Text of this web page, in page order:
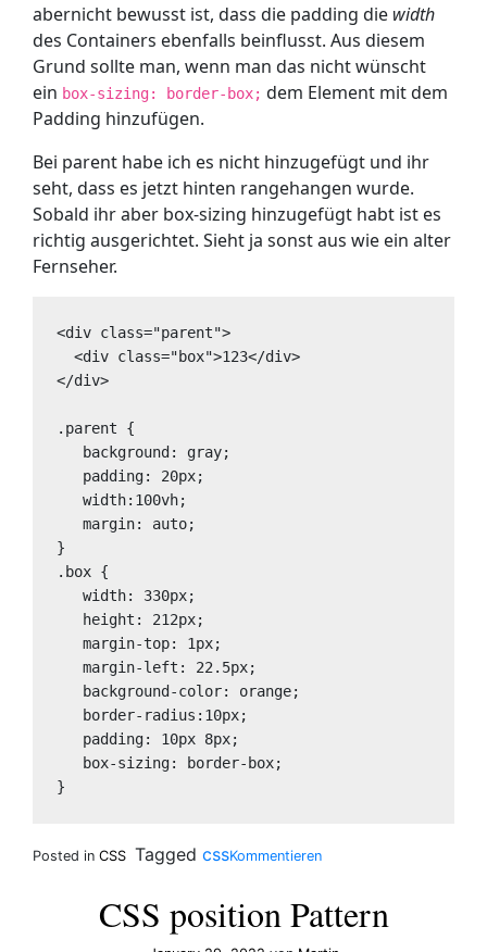
abernicht bewusst ist, dass die padding die width
des Containers ebenfalls beinflusst. Aus diesem
Grund sollte man, wenn man das nicht wünscht
ein box-sizing: border-box; dem Element mit dem
Padding hinzufügen.
Bei parent habe ich es nicht hinzugefügt und ihr
seht, dass es jetzt hinten rangehangen wurde.
Sobald ihr aber box-sizing hinzugefügt habt ist es
richtig ausgerichtet. Sieht ja sonst aus wie ein alter
Fernseher.
<div class="parent">
  <div class="box">123</div>
</div>
.parent {
   width:100vh;
   margin: auto;
}
.box {
   width: 330px;
   margin-top: 1px;
   margin-left: 22.5px;
}
Posted in CSS Tagged cssKommentieren
sagt
CSS position Pattern